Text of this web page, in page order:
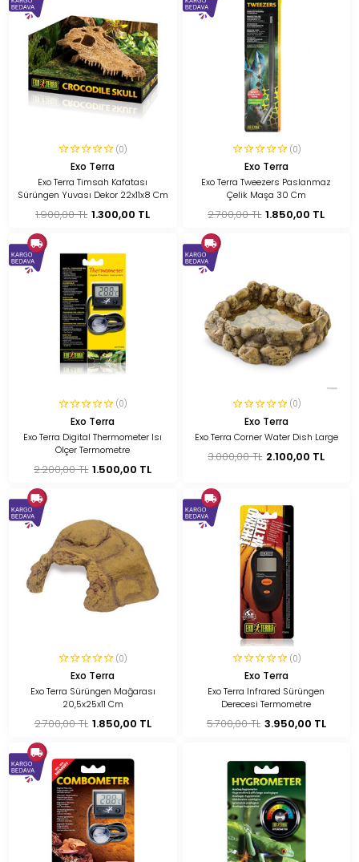
(0)
Exo Terra
Exo Terra Timsah Kafatası
Sürüngen Yuvası Dekor 22x11x8 Cm
1.900,00 TL 1.300,00 TL
(0)
Exo Terra
Exo Terra Tweezers Paslanmaz
Çelik Maşa 30 Cm
2.700,00 TL 1.850,00 TL
(0)
Exo Terra
Exo Terra Digital Thermometer Isı
Ölçer Termometre
2.200,00 TL 1.500,00 TL
(0)
Exo Terra
Exo Terra Corner Water Dish Large
3.000,00 TL 2.100,00 TL
(0)
Exo Terra
Exo Terra Sürüngen Mağarası
20,5x25x11 Cm
2.700,00 TL 1.850,00 TL
(0)
Exo Terra
Exo Terra Infrared Sürüngen
Derecesi Termometre
5.700,00 TL 3.950,00 TL